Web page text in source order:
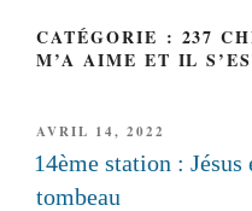
CATÉGORIE : 237
M’A AIME ET IL
PUBLIÉ
LE
AVRIL 14, 2022
14ème station : Jésus
tombeau